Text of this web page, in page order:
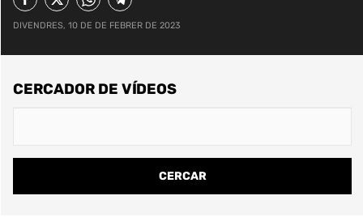
DIVENDRES, 10 DE DE FEBRER DE 2023
CERCADOR DE VÍDEOS